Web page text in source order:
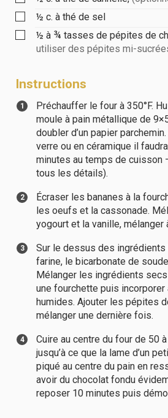
½ c. à thé de sel
½ à ¾ tasses de pépites de
utiliser des pépites mi-
Instructions
Préchauffer le four à 350°F.
moule à pain métallique de
doubler d’un papier
verre ou en céramique il
minutes au temps de cuisson
tous les détails).
Écraser les bananes à la
les oeufs et la cassonade.
yogourt et la vanille, mélanger
Sur le dessus des
farine, le bicarbonate de
Mélanger les ingrédients
une fourchette puis incorporer
humides. Ajouter les pépites
mélanger une dernière fois.
Cuire au centre du four de 50
jusqu’à ce que la lame d’un
piqué au centre du pain en
avoir du chocolat fondu
reposer 10 minutes puis